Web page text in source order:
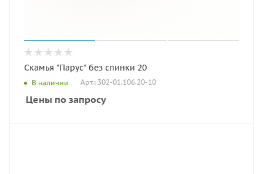
Скамья "Парус" без спинки 20
В наличии Арт.: 302-01.106.20-10
Цены по запросу